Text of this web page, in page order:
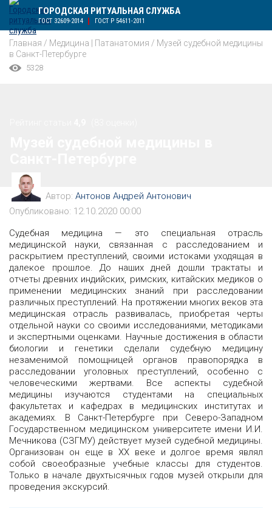
ГОРОДСКАЯ РИТУАЛЬНАЯ СЛУЖБА
ГОСТ 32609-2014 ГОСТ Р 54611-2011
Главная / Медицина | Патанатомия / Музей судебной медицины
в Санкт-Петербурге
5328
Автор: Антонов Андрей Антонович
Опубликовано: 12.10.2020 00:00
Судебная медицина — это специальная отрасль
медицинской науки, связанная с расследованием и
раскрытием преступлений, своими истоками уходящая в
далекое прошлое. До наших дней дошли трактаты и
отчеты древних индийских, римских, китайских медиков о
применении медицинских знаний при расследовании
различных преступлений. На протяжении многих веков эта
медицинская отрасль развивалась, приобретая черты
отдельной науки со своими исследованиями, методиками
и экспертными оценками. Научные достижения в области
биологии и генетики сделали судебную медицину
незаменимой помощницей органов правопорядка в
расследовании уголовных преступлений, особенно с
человеческими жертвами. Все аспекты судебной
медицины изучаются студентами на специальных
факультетах и кафедрах в медицинских институтах и
академиях. В Санкт-Петербурге при Северо-Западном
Государственном медицинском университете имени И.И.
Мечникова (СЗГМУ) действует музей судебной медицины.
Организован он еще в XX веке и долгое время являл
собой своеобразные учебные классы для студентов.
Только в начале двухтысячных годов музей открыли для
проведения экскурсий.